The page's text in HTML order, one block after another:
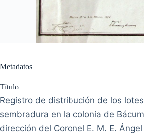
Metadatos
Título
Registro de distribución de los
sembradura en la colonia de
dirección del Coronel E. M. E.